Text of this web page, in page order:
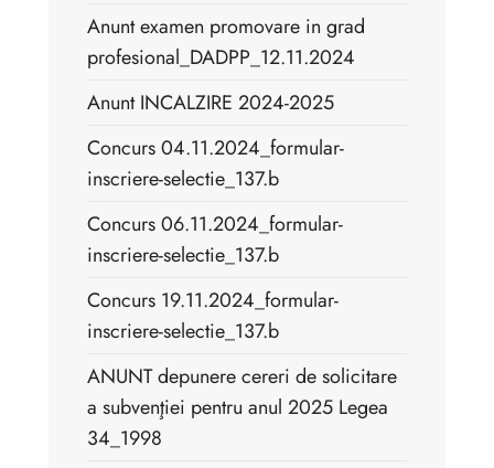
Anunt examen promovare in grad
profesional_DADPP_12.11.2024
Anunt INCALZIRE 2024-2025
Concurs 04.11.2024_formular-
inscriere-selectie_137.b
Concurs 06.11.2024_formular-
inscriere-selectie_137.b
Concurs 19.11.2024_formular-
inscriere-selectie_137.b
ANUNT depunere cereri de solicitare
a subvenţiei pentru anul 2025 Legea
34_1998